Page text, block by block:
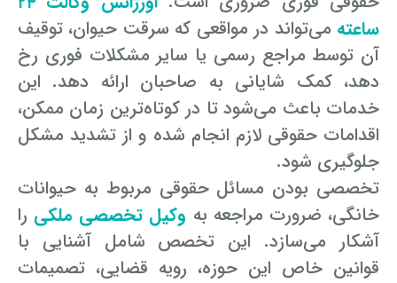
ساعته می‌تواند در مواقعی که سرقت حیوان، توقیف
آن توسط مراجع رسمی یا سایر مشکلات فوری رخ
دهد، کمک شایانی به صاحبان ارائه دهد. این
خدمات باعث می‌شود تا در کوتاه‌ترین زمان ممکن،
اقدامات حقوقی لازم انجام شده و از تشدید مشکل
جلوگیری شود.
تخصصی بودن مسائل حقوقی مربوط به حیوانات
خانگی، ضرورت مراجعه به وکیل تخصصی ملکی را
آشکار می‌سازد. این تخصص شامل آشنایی با
قوانین خاص این حوزه، رویه قضایی، تصمیمات